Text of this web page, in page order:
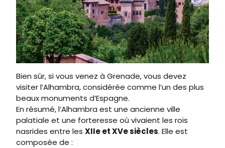
Bien sûr, si vous venez à Grenade, vous devez
visiter l’Alhambra, considérée comme l’un des plus
beaux monuments d’Espagne.
En résumé, l’Alhambra est une ancienne ville
palatiale et une forteresse où vivaient les rois
nasrides entre les XIIe et XVe siècles. Elle est
composée de :